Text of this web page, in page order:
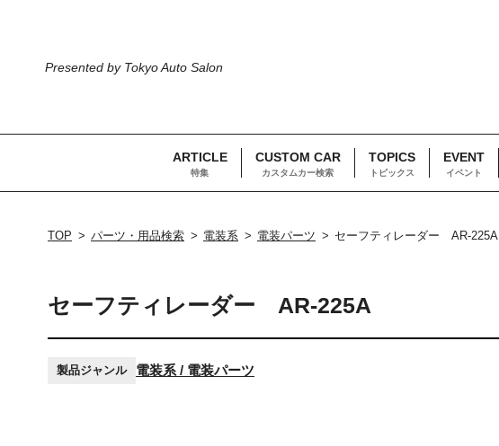
Presented by Tokyo Auto Salon
ARTICLE
特集
CUSTOM CAR
カスタムカー検索
TOPICS
トピックス
EVENT
イベント
TOP パーツ・用品検索 電装系 電装パーツ セーフティレーダー AR-225A
セーフティレーダー AR-225A
製品ジャンル 電装系 / 電装パーツ